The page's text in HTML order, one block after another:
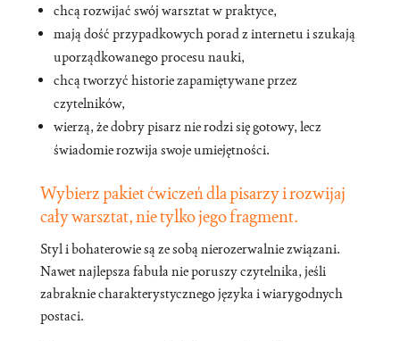
chcą rozwijać swój warsztat w praktyce,
mają dość przypadkowych porad z internetu i szukają
uporządkowanego procesu nauki,
chcą tworzyć historie zapamiętywane przez
czytelników,
wierzą, że dobry pisarz nie rodzi się gotowy, lecz
świadomie rozwija swoje umiejętności.
Wybierz pakiet ćwiczeń dla pisarzy i rozwijaj
cały warsztat, nie tylko jego fragment.
Styl i bohaterowie są ze sobą nierozerwalnie związani.
Nawet najlepsza fabuła nie poruszy czytelnika, jeśli
zabraknie charakterystycznego języka i wiarygodnych
postaci.